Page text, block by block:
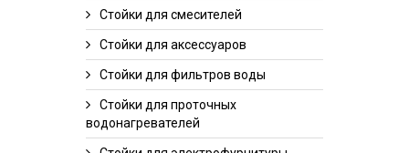
Стойки для смесителей
Стойки для аксессуаров
Стойки для фильтров воды
Стойки для проточных
водонагревателей